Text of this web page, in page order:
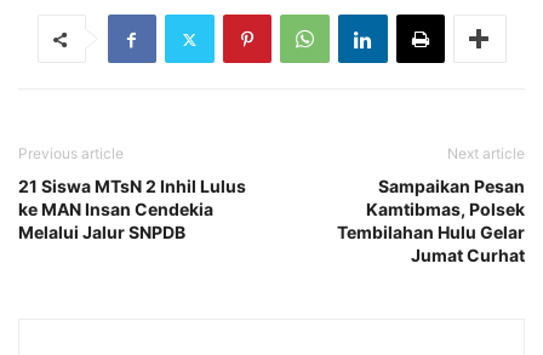
Previous article
21 Siswa MTsN 2 Inhil Lulus
ke MAN Insan Cendekia
Melalui Jalur SNPDB
Next article
Sampaikan Pesan
Kamtibmas, Polsek
Tembilahan Hulu Gelar
Jumat Curhat